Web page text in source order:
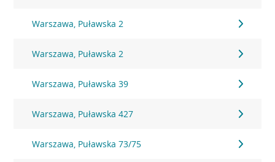
Warszawa, Puławska 2
Warszawa, Puławska 2
Warszawa, Puławska 39
Warszawa, Puławska 427
Warszawa, Puławska 73/75